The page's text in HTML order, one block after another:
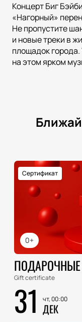
Концерт Биг
«Нагорный»
Не пропустите
и новые треки в
площадок
на этом ярком
0+
Сертификат
Gift certificate
31 чт, 00:00
ДЕК